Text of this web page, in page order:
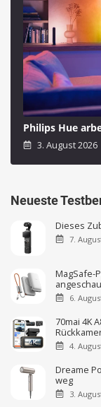
Philips Hue
3. August 2026
Neueste
Dieses
7.
MagSafe-
6.
70mai 4K
4.
Dreame
weg
3.